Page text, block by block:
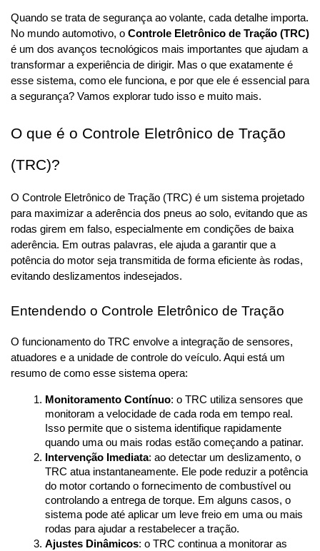
Quando se trata de segurança ao volante, cada detalhe importa.
No mundo automotivo, o Controle Eletrônico de Tração (TRC)
é um dos avanços tecnológicos mais importantes que ajudam a
transformar a experiência de dirigir. Mas o que exatamente é
esse sistema, como ele funciona, e por que ele é essencial para
a segurança? Vamos explorar tudo isso e muito mais.
O que é o Controle Eletrônico de Tração
(TRC)?
O Controle Eletrônico de Tração (TRC) é um sistema projetado
para maximizar a aderência dos pneus ao solo, evitando que as
rodas girem em falso, especialmente em condições de baixa
aderência. Em outras palavras, ele ajuda a garantir que a
potência do motor seja transmitida de forma eficiente às rodas,
evitando deslizamentos indesejados.
Entendendo o Controle Eletrônico de Tração
O funcionamento do TRC envolve a integração de sensores,
atuadores e a unidade de controle do veículo. Aqui está um
resumo de como esse sistema opera:
Monitoramento Contínuo: o TRC utiliza sensores que
monitoram a velocidade de cada roda em tempo real.
Isso permite que o sistema identifique rapidamente
quando uma ou mais rodas estão começando a patinar.
Intervenção Imediata: ao detectar um deslizamento, o
TRC atua instantaneamente. Ele pode reduzir a potência
do motor cortando o fornecimento de combustível ou
controlando a entrega de torque. Em alguns casos, o
sistema pode até aplicar um leve freio em uma ou mais
rodas para ajudar a restabelecer a tração.
Ajustes Dinâmicos: o TRC continua a monitorar as